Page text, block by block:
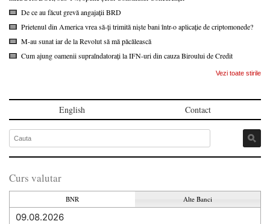
De ce au făcut grevă angajații BRD
Prietenul din America vrea să-ți trimită niște bani într-o aplicație de criptomonede?
M-au sunat iar de la Revolut să mă păcălească
Cum ajung oamenii supraîndatorați la IFN-uri din cauza Biroului de Credit
Vezi toate stirile
English Contact
Curs valutar
BNR Alte Banci
09.08.2026